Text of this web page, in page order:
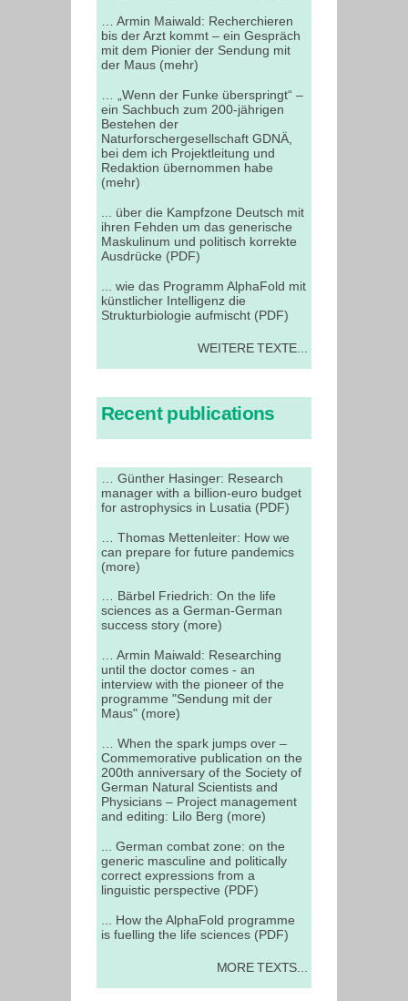
… Armin Maiwald: Recherchieren
bis der Arzt kommt – ein Gespräch
mit dem Pionier der Sendung mit
der Maus (mehr)
… „Wenn der Funke überspringt“ –
ein Sachbuch zum 200-jährigen
Bestehen der
Naturforschergesellschaft GDNÄ,
bei dem ich Projektleitung und
Redaktion übernommen habe
(mehr)
... über die Kampfzone Deutsch mit
ihren Fehden um das generische
Maskulinum und politisch korrekte
Ausdrücke (PDF)
... wie das Programm AlphaFold mit
künstlicher Intelligenz die
Strukturbiologie aufmischt (PDF)
WEITERE TEXTE...
Recent publications
… Günther Hasinger: Research
manager with a billion-euro budget
for astrophysics in Lusatia (PDF)
… Thomas Mettenleiter: How we
can prepare for future pandemics
(more)
… Bärbel Friedrich: On the life
sciences as a German-German
success story (more)
… Armin Maiwald: Researching
until the doctor comes - an
interview with the pioneer of the
programme "Sendung mit der
Maus" (more)
… When the spark jumps over –
Commemorative publication on the
200th anniversary of the Society of
German Natural Scientists and
Physicians – Project management
and editing: Lilo Berg (more)
... German combat zone: on the
generic masculine and politically
correct expressions from a
linguistic perspective (PDF)
... How the AlphaFold programme
is fuelling the life sciences (PDF)
MORE TEXTS...